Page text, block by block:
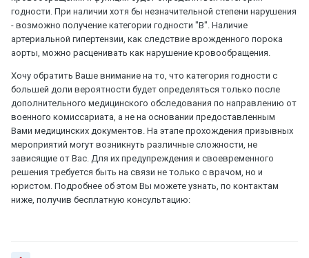
годности. При наличии хотя бы незначительной степени нарушения
- возможно получение категории годности "В". Наличие
артериальной гипертензии, как следствие врожденного порока
аорты, можно расценивать как нарушение кровообращения.
Хочу обратить Ваше внимание на то, что категория годности с
большей доли вероятности будет определяться только после
дополнительного медицинского обследования по направлению от
военного комиссариата, а не на основании предоставленным
Вами медицинских документов. На этапе прохождения призывных
мероприятий могут возникнуть различные сложности, не
зависящие от Вас. Для их предупреждения и своевременного
решения требуется быть на связи не только с врачом, но и
юристом. Подробнее об этом Вы можете узнать, по контактам
ниже, получив бесплатную консультацию: